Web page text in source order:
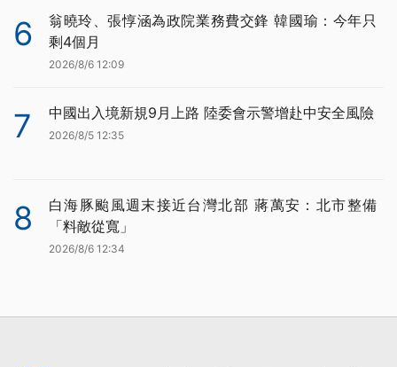
6
翁曉玲、張惇涵為政院業務費交鋒 韓國瑜：今年只
剩4個月
2026/8/6 12:09
7 中國出入境新規9月上路 陸委會示警增赴中安全風險
2026/8/5 12:35
8
白海豚颱風週末接近台灣北部 蔣萬安：北市整備
「料敵從寬」
2026/8/6 12:34